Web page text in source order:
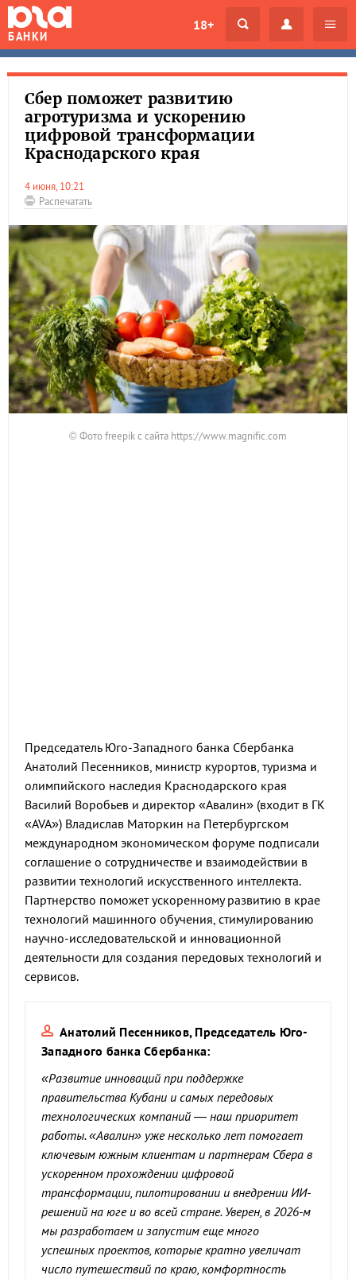
БАНКИ
18+
Сбер поможет развитию
агротуризма и ускорению
цифровой трансформации
Краснодарского края
4 июня, 10:21
Распечатать
© Фото freepik с сайта https://www.magnific.com
Председатель Юго-Западного банка Сбербанка
Анатолий Песенников, министр курортов, туризма и
олимпийского наследия Краснодарского края
Василий Воробьев и директор «Авалин» (входит в ГК
«AVA») Владислав Маторкин на Петербургском
международном экономическом форуме подписали
соглашение о сотрудничестве и взаимодействии в
развитии технологий искусственного интеллекта.
Партнерство поможет ускоренному развитию в крае
технологий машинного обучения, стимулированию
научно-исследовательской и инновационной
деятельности для создания передовых технологий и
сервисов.
Анатолий Песенников, Председатель Юго-
Западного банка Сбербанка:
«Развитие инноваций при поддержке
правительства Кубани и самых передовых
технологических компаний — наш приоритет
работы. «Авалин» уже несколько лет помогает
ключевым южным клиентам и партнерам Сбера в
ускоренном прохождении цифровой
трансформации, пилотировании и внедрении ИИ-
решений на юге и во всей стране. Уверен, в 2026-м
мы разработаем и запустим еще много
успешных проектов, которые кратно увеличат
число путешествий по краю, комфортность